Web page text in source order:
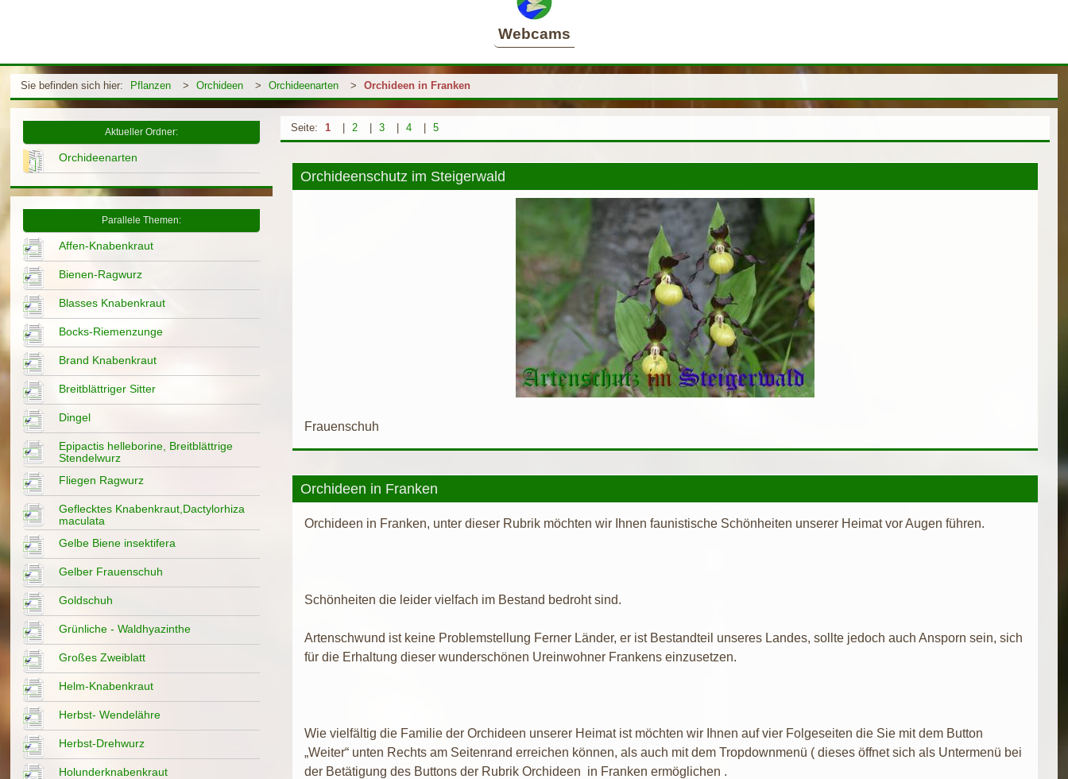
Webcams
Sie befinden sich hier: Pflanzen > Orchideen > Orchideenarten > Orchideen in Franken
Seite: 1 2 3 4 5
Orchideenschutz im Steigerwald
Frauenschuh
Orchideen in Franken
Orchideen in Franken, unter dieser Rubrik möchten wir Ihnen faunistische Schönheiten unserer Heimat vor Augen führen.
Schönheiten die leider vielfach im Bestand bedroht sind.
Artenschwund ist keine Problemstellung Ferner Länder, er ist Bestandteil unseres Landes, sollte jedoch auch Ansporn sein, sich
für die Erhaltung dieser wunderschönen Ureinwohner Frankens einzusetzen.
Wie vielfältig die Familie der Orchideen unserer Heimat ist möchten wir Ihnen auf vier Folgeseiten die Sie mit dem Button
„Weiter“ unten Rechts am Seitenrand erreichen können, als auch mit dem Tropdownmenü ( dieses öffnet sich als Untermenü bei
der Betätigung des Buttons der Rubrik Orchideen in Franken ermöglichen .
Aktueller Ordner:
Orchideenarten
Parallele Themen:
Affen-Knabenkraut
Bienen-Ragwurz
Blasses Knabenkraut
Bocks-Riemenzunge
Brand Knabenkraut
Breitblättriger Sitter
Dingel
Epipactis helleborine, Breitblättrige
Stendelwurz
Fliegen Ragwurz
Geflecktes Knabenkraut,Dactylorhiza
maculata
Gelbe Biene insektifera
Gelber Frauenschuh
Goldschuh
Grünliche - Waldhyazinthe
Großes Zweiblatt
Helm-Knabenkraut
Herbst- Wendelähre
Herbst-Drehwurz
Holunderknabenkraut